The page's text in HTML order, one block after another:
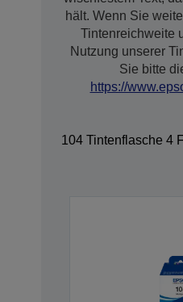
hält. Wenn Sie
Tintenreichweite
Nutzung unserer
Sie bitte
https://
104 Tintenflasche 4